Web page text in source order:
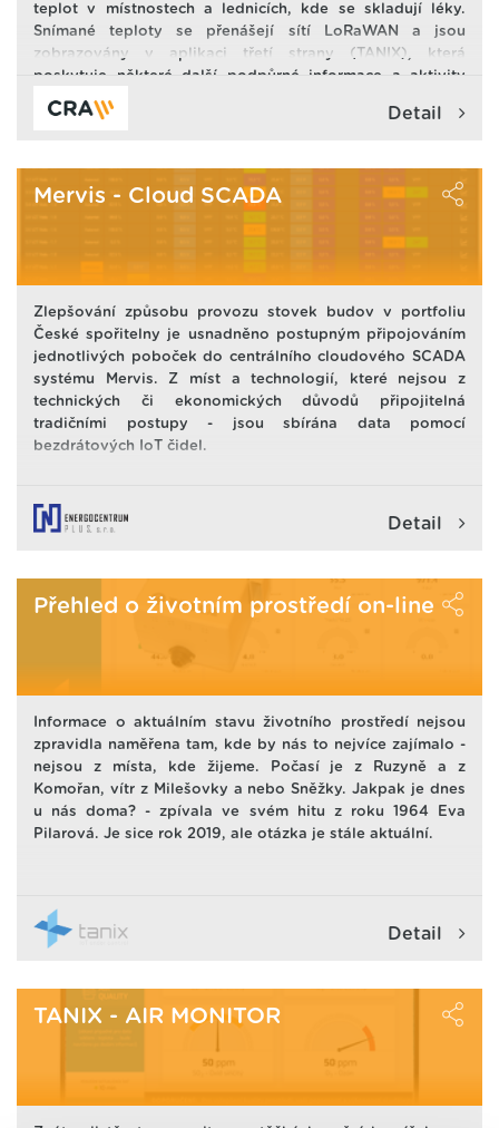
teplot v místnostech a lednicích, kde se skladují léky.
Snímané teploty se přenášejí sítí LoRaWAN a jsou
zobrazovány v aplikaci třetí strany (TANIX), která
poskytuje některé další podpůrné informace a aktivity
(grafy, alarmy, nastavování minim a maxim atd.), včetně
správy pro externí audit teplotního chování.
www.medicawatch.cz Detail
Mervis - Cloud SCADA
Zlepšování způsobu provozu stovek budov v portfoliu
České spořitelny je usnadněno postupným připojováním
jednotlivých poboček do centrálního cloudového SCADA
systému Mervis. Z míst a technologií, které nejsou z
technických či ekonomických důvodů připojitelná
tradičními postupy - jsou sbírána data pomocí
bezdrátových IoT čidel.
Detail
Přehled o životním prostředí on-line
Informace o aktuálním stavu životního prostředí nejsou
zpravidla naměřena tam, kde by nás to nejvíce zajímalo -
nejsou z místa, kde žijeme. Počasí je z Ruzyně a z
Komořan, vítr z Milešovky a nebo Sněžky. Jakpak je dnes
u nás doma? - zpívala ve svém hitu z roku 1964 Eva
Pilarová. Je sice rok 2019, ale otázka je stále aktuální.
Detail
TANIX - AIR MONITOR